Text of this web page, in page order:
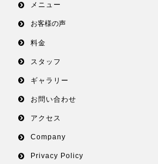
メニュー
お客様の声
料金
スタッフ
ギャラリー
お問い合わせ
アクセス
Company
Privacy Policy